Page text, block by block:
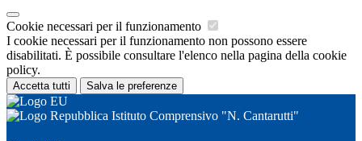
Cookie necessari per il funzionamento
I cookie necessari per il funzionamento non possono essere
disabilitati. È possibile consultare l'elenco nella pagina della cookie
policy.
Accetta tutti Salva le preferenze
Istituto Comprensivo "N. Cantarutti"